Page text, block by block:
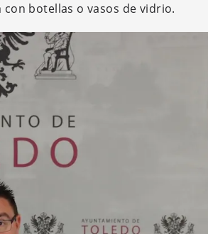
botellas o vasos de vidrio.